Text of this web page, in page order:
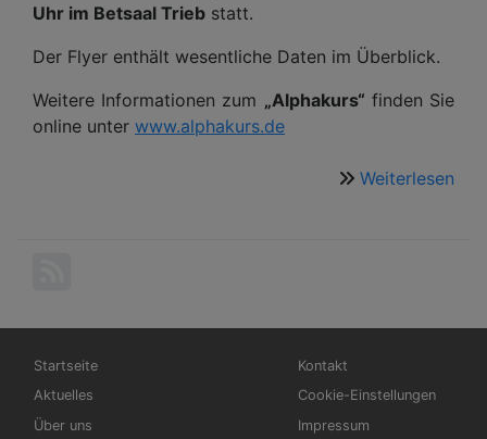
Uhr im Betsaal Trieb statt.
Der Flyer enthält wesentliche Daten im Überblick.
Weitere Informationen zum „Alphakurs“ finden Sie
online unter www.alphakurs.de
Weiterlesen
Hauptnavigation
Startseite
Aktuelles
Über uns
Fußbereichsmenü
Kontakt
Cookie-Einstellungen
Impressum